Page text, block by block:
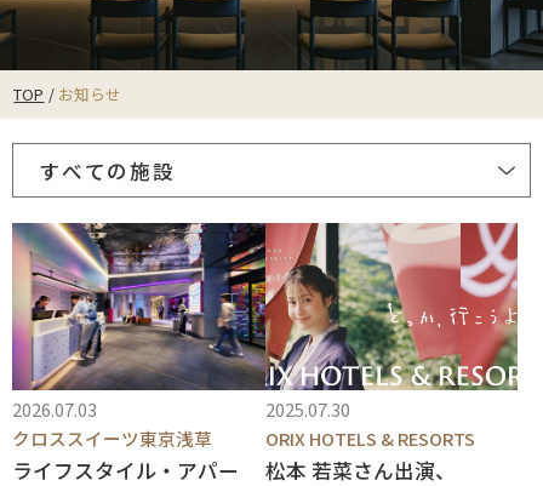
TOP お知らせ
すべての施設
2026.07.03
クロススイーツ東京浅草
ライフスタイル・アパー
2025.07.30
ORIX HOTELS & RESORTS
松本 若菜さん出演、